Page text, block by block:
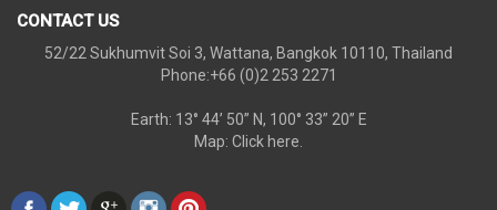
CONTACT US
52/22 Sukhumvit Soi 3, Wattana, Bangkok 10110, Thailand
Phone:+66 (0)2 253 2271
Earth: 13° 44’ 50” N, 100° 33” 20” E
Map: Click here.